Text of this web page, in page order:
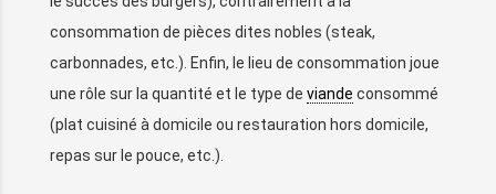
consommation de pièces dites nobles (steak,
carbonnades, etc.). Enfin, le lieu de consommation joue
une rôle sur la quantité et le type de viande consommé
(plat cuisiné à domicile ou restauration hors domicile,
repas sur le pouce, etc.).